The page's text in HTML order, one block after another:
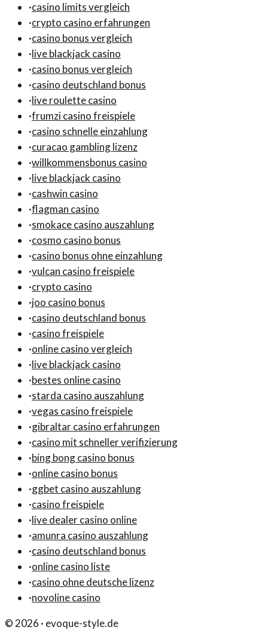
·casino limits vergleich
·crypto casino erfahrungen
·casino bonus vergleich
·live blackjack casino
·casino bonus vergleich
·casino deutschland bonus
·live roulette casino
·frumzi casino freispiele
·casino schnelle einzahlung
·curacao gambling lizenz
·willkommensbonus casino
·live blackjack casino
·cashwin casino
·flagman casino
·smokace casino auszahlung
·cosmo casino bonus
·casino bonus ohne einzahlung
·vulcan casino freispiele
·crypto casino
·joo casino bonus
·casino deutschland bonus
·casino freispiele
·online casino vergleich
·live blackjack casino
·bestes online casino
·starda casino auszahlung
·vegas casino freispiele
·gibraltar casino erfahrungen
·casino mit schneller verifizierung
·bing bong casino bonus
·online casino bonus
·ggbet casino auszahlung
·casino freispiele
·live dealer casino online
·amunra casino auszahlung
·casino deutschland bonus
·online casino liste
·casino ohne deutsche lizenz
·novoline casino
©2026 · evoque-style.de